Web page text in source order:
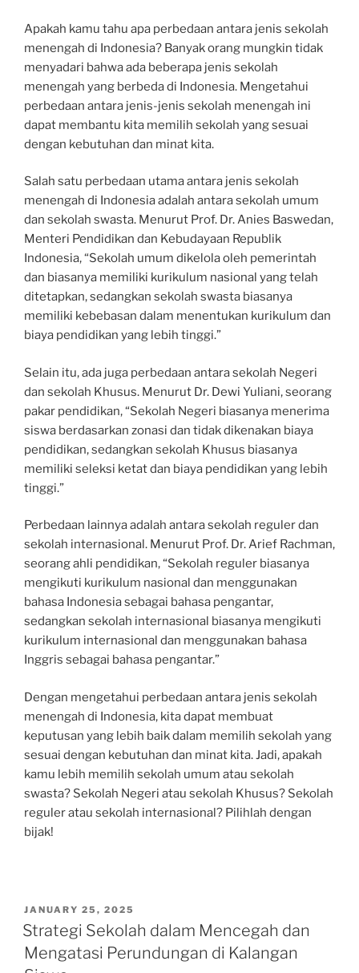
Apakah kamu tahu apa perbedaan antara jenis sekolah
menengah di Indonesia? Banyak orang mungkin tidak
menyadari bahwa ada beberapa jenis sekolah
menengah yang berbeda di Indonesia. Mengetahui
perbedaan antara jenis-jenis sekolah menengah ini
dapat membantu kita memilih sekolah yang sesuai
dengan kebutuhan dan minat kita.
Salah satu perbedaan utama antara jenis sekolah
menengah di Indonesia adalah antara sekolah umum
dan sekolah swasta. Menurut Prof. Dr. Anies Baswedan,
Menteri Pendidikan dan Kebudayaan Republik
Indonesia, “Sekolah umum dikelola oleh pemerintah
dan biasanya memiliki kurikulum nasional yang telah
ditetapkan, sedangkan sekolah swasta biasanya
memiliki kebebasan dalam menentukan kurikulum dan
biaya pendidikan yang lebih tinggi.”
Selain itu, ada juga perbedaan antara sekolah Negeri
dan sekolah Khusus. Menurut Dr. Dewi Yuliani, seorang
pakar pendidikan, “Sekolah Negeri biasanya menerima
siswa berdasarkan zonasi dan tidak dikenakan biaya
pendidikan, sedangkan sekolah Khusus biasanya
memiliki seleksi ketat dan biaya pendidikan yang lebih
tinggi.”
Perbedaan lainnya adalah antara sekolah reguler dan
sekolah internasional. Menurut Prof. Dr. Arief Rachman,
seorang ahli pendidikan, “Sekolah reguler biasanya
mengikuti kurikulum nasional dan menggunakan
bahasa Indonesia sebagai bahasa pengantar,
sedangkan sekolah internasional biasanya mengikuti
kurikulum internasional dan menggunakan bahasa
Inggris sebagai bahasa pengantar.”
Dengan mengetahui perbedaan antara jenis sekolah
menengah di Indonesia, kita dapat membuat
keputusan yang lebih baik dalam memilih sekolah yang
sesuai dengan kebutuhan dan minat kita. Jadi, apakah
kamu lebih memilih sekolah umum atau sekolah
swasta? Sekolah Negeri atau sekolah Khusus? Sekolah
reguler atau sekolah internasional? Pilihlah dengan
bijak!
POSTED
ON
JANUARY 25, 2025
Strategi Sekolah dalam Mencegah dan
Mengatasi Perundungan di Kalangan